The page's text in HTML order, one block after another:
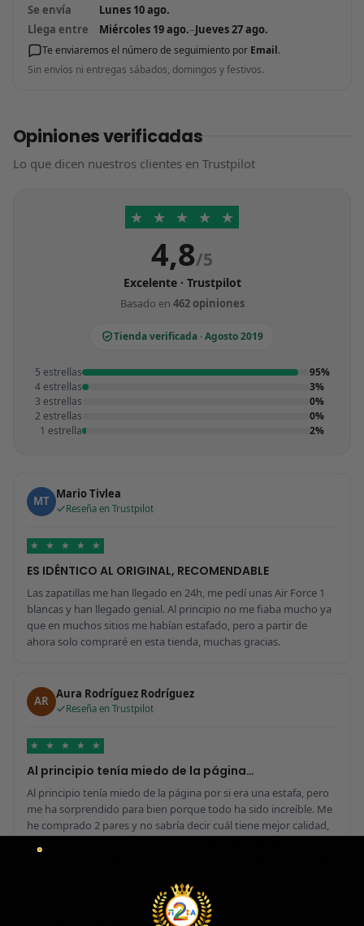
Se envía
Lunes 10 ago.
Llega entre
Miércoles 19 ago.–Jueves 27 ago.
Te enviaremos el número de seguimiento por Email.
Sin envíos ni entregas sábados, domingos y festivos.
Opiniones verificadas
Lo que dicen nuestros clientes en Trustpilot
★ ★ ★ ★ ★
4,8/5
Excelente · Trustpilot
Basado en 462 opiniones
Tienda verificada · Agosto 2019
5 estrellas
95%
4 estrellas
3%
3 estrellas
0%
2 estrellas
0%
1 estrella
2%
MT Mario Tivlea
Reseña en Trustpilot
★ ★ ★ ★ ★
ES IDÉNTICO AL ORIGINAL, RECOMENDABLE
Las zapatillas me han llegado en 24h, me pedí unas Air Force 1
blancas y han llegado genial. Al principio no me fiaba mucho ya
que en muchos sitios me habían estafado, pero a partir de
ahora solo compraré en esta tienda, muchas gracias.
AR Aura Rodríguez Rodríguez
Reseña en Trustpilot
★ ★ ★ ★ ★
Al principio tenía miedo de la página…
Al principio tenía miedo de la página por si era una estafa, pero
me ha sorprendido para bien porque todo ha sido increíble. Me
he comprado 2 pares y no sabría decir cuál tiene mejor calidad,